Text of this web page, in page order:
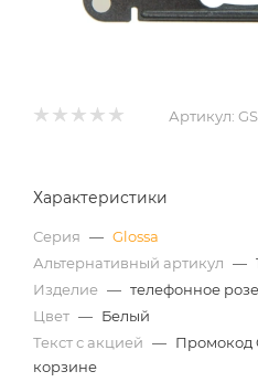
Артикул:
Характеристики
Серия — Glossa
Альтернативный артикул —
Изделие — телефонное
Цвет — Белый
Текст с акцией — Промокод
корзине